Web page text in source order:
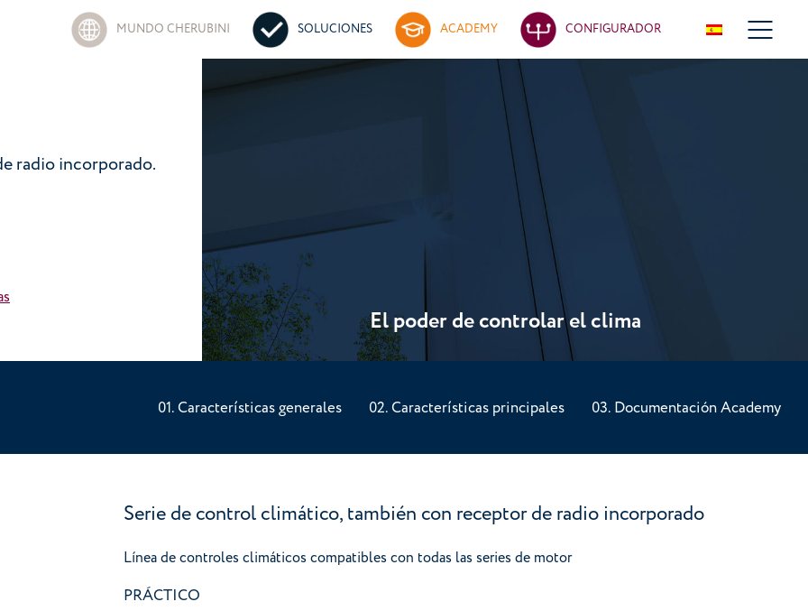
MUNDO CHERUBINI SOLUCIONES ACADEMY CONFIGURADOR
radio incorporado.
El poder de controlar el clima
Características generales Características principales Documentación Academy
Serie de control climático, también con receptor de radio incorporado
Línea de controles climáticos compatibles con todas las series de motor
PRÁCTICO